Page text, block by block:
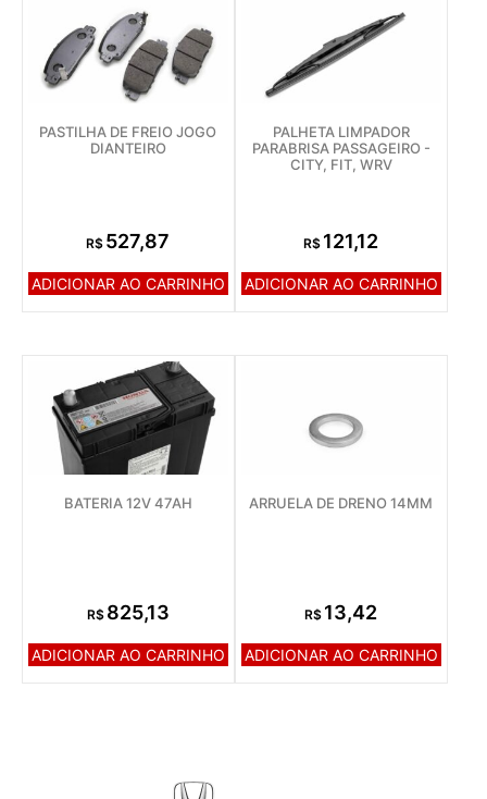
PASTILHA DE FREIO JOGO
DIANTEIRO
R$ 527,87
ADICIONAR AO CARRINHO
PALHETA LIMPADOR
PARABRISA PASSAGEIRO -
CITY, FIT, WRV
R$ 121,12
ADICIONAR AO CARRINHO
BATERIA 12V 47AH
R$ 825,13
ADICIONAR AO CARRINHO
ARRUELA DE DRENO 14MM
R$ 13,42
ADICIONAR AO CARRINHO